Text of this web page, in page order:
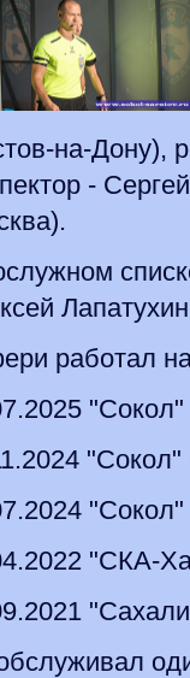
на-Дону),
-
работал
"СКА-